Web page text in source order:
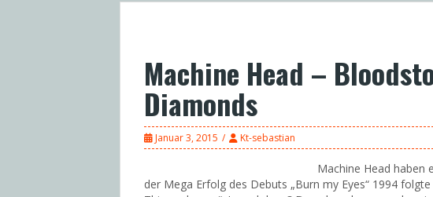
Machine Head –
Diamonds
Januar 3, 2015 Kt-sebastian
Machine Head haben
der Mega Erfolg des Debuts „Burn my Eyes“ 1994